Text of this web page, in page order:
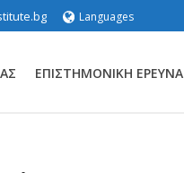
Languages
ΕΠΙΣΤΗΜΟΝΙΚΉ ΈΡΕΥΝΑ